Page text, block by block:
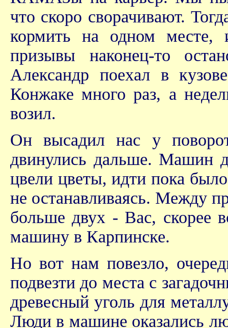
что скоро сворачивают.
кормить на одном месте,
призывы наконец-то
Александр поехал в
Конжаке много раз, а
возил.
Он высадил нас у
двинулись дальше. Машин
цвели цветы, идти пока
не останавливаясь. Между
больше двух - Вас, скорее
машину в Карпинске.
Но вот нам повезло,
подвезти до места с
древесный уголь для
Люди в машине оказались